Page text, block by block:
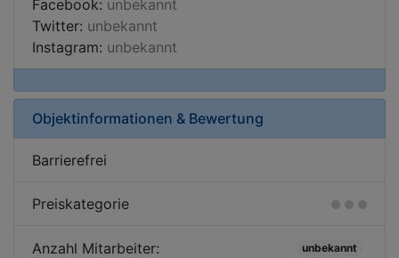
Facebook: unbekannt
Twitter: unbekannt
Instagram: unbekannt
Objektinformationen & Bewertung
Barrierefrei
Preiskategorie
Anzahl Mitarbeiter: unbekannt